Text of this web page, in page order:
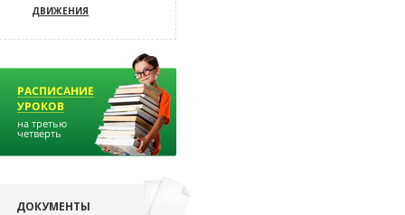
ДВИЖЕНИЯ
ДОКУМЕНТЫ